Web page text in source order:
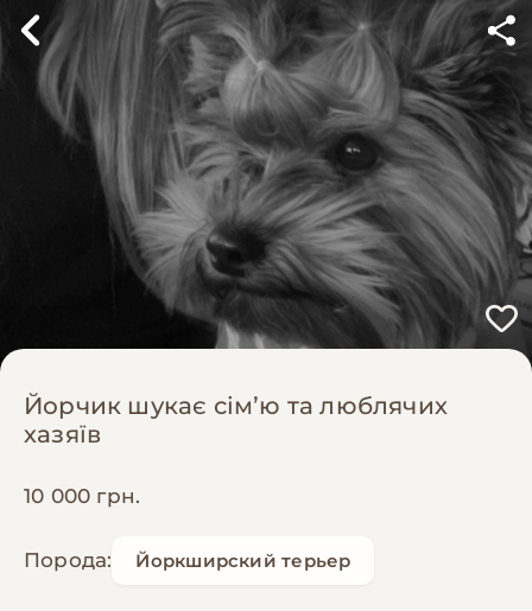
Йорчик шукає сімʼю та люблячих
хазяїв
10 000 грн.
Порода: Йоркширский терьер